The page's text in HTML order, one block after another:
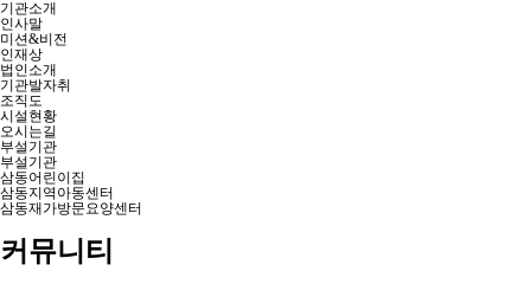
기관소개
인사말
미션&비전
인재상
법인소개
기관발자취
조직도
시설현황
오시는길
부설기관
부설기관
삼동어린이집
삼동지역아동센터
삼동재가방문요양센터
커뮤니티